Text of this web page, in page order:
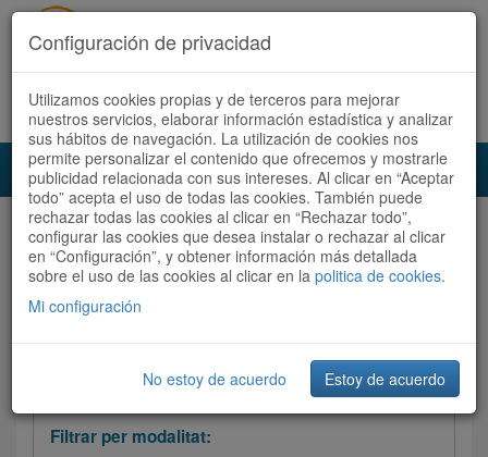
Accedeix Registra't ara Español Català
Audioruta Totes les rutes
Totes les rutes Ordenar per: Més recents / Dificultat
Filtrar les rutes
Filtrar per modalitat:
Configuración de privacidad
Utilizamos cookies propias y de terceros para mejorar
nuestros servicios, elaborar información estadística y analizar
sus hábitos de navegación. La utilización de cookies nos
permite personalizar el contenido que ofrecemos y mostrarle
publicidad relacionada con sus intereses. Al clicar en “Aceptar
todo” acepta el uso de todas las cookies. También puede
rechazar todas las cookies al clicar en “Rechazar todo”,
configurar las cookies que desea instalar o rechazar al clicar
en “Configuración”, y obtener información más detallada
sobre el uso de las cookies al clicar en la politica de cookies.
Mi configuración
No estoy de acuerdo Estoy de acuerdo